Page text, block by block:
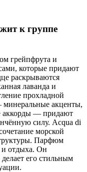
к группе
грейпфрута и
которые придают
раскрываются
лаванда и
прохладной
акценты,
аккорды — придают
силу. Acqua di
морской
Парфюм
и отдыха. Он
его стильным